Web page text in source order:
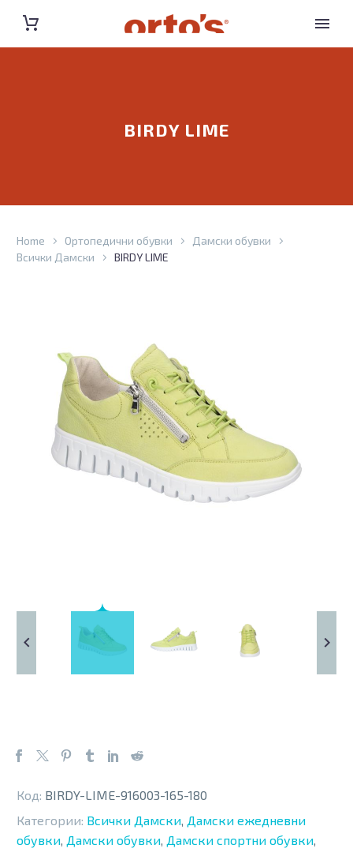
BIRDY LIME
Home Ортопедични обувки
Дамски обувки
Всички Дамски
BIRDY LIME
Код: BIRDY-LIME-916003-165-180
Категории: Всички Дамски, Дамски ежедневни
обувки, Дамски обувки, Дамски спортни обувки,